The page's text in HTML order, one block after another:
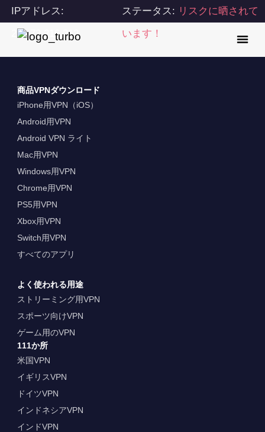
IPアドレス:
216.73.216.212
ステータス: リスクに晒されて
います！
商品VPNダウンロード
iPhone用VPN（iOS）
Android用VPN
Android VPN ライト
Mac用VPN
Windows用VPN
Chrome用VPN
PS5用VPN
Xbox用VPN
Switch用VPN
すべてのアプリ
よく使われる用途
ストリーミング用VPN
スポーツ向けVPN
ゲーム用のVPN
111か所
米国VPN
イギリスVPN
ドイツVPN
インドネシアVPN
インドVPN